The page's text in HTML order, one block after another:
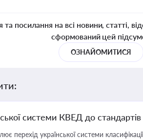
посилання на всі новини, статті,
сформований цей
ОЗНАЙОМИТИСЯ
системи КВЕД до
перехід української системи